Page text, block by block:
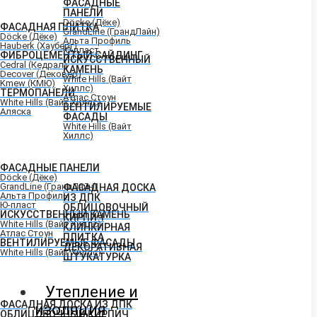
ФАСАДНЫЕ
ПАНЕЛИ
Döcke (Дёке)
GrandLine (ГрандЛайн)
Альта Профиль
Ю-пласт
ИСКУССТВЕННЫЙ
КАМЕНЬ
White Hills (Вайт
Хиллс)
Атлас Стоун
ВЕНТИЛИРУЕМЫЕ
ФАСАДЫ
White Hills (Вайт
Хиллс)
ФАСАДНАЯ ДОСКА
ИЗ ДПК
ОБЛИЦОВОЧНЫЙ
КИРПИЧ
КЛИНКИРНАЯ
ПЛИТКА
ДЕКОРАТИВНАЯ
ШТУКАТУРКА
Утепление и
изоляция
ФАСАДНАЯ ПЛИТКА
Döcke (Дёке)
Hauberk (Хауберг)
ФИБРОЦЕМЕНТЫЙ САЙДИНГ
Cedral (Кедрал)
Decover (Дековер)
Kmew (КМЮ)
ТЕРМОПАНЕЛИ
White Hills (Вайт Хиллс)
Аляска
ФАСАДНЫЕ ПАНЕЛИ
Döcke (Дёке)
GrandLine (ГрандЛайн)
Альта Профиль
Ю-пласт
ИСКУССТВЕННЫЙ КАМЕНЬ
White Hills (Вайт Хиллс)
Атлас Стоун
ВЕНТИЛИРУЕМЫЕ ФАСАДЫ
White Hills (Вайт Хиллс)
ФАСАДНАЯ ДОСКА ИЗ ДПК
ОБЛИЦОВОЧНЫЙ КИРПИЧ